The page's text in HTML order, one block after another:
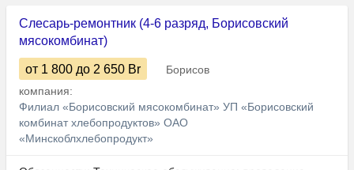
Слесарь-ремонтник (4-6 разряд, Борисовский
мясокомбинат)
от 1 800 до 2 650 Br
Борисов
компания:
Филиал «Борисовский мясокомбинат» УП «Борисовский
комбинат хлебопродуктов» ОАО
«Минскоблхлебопродукт»